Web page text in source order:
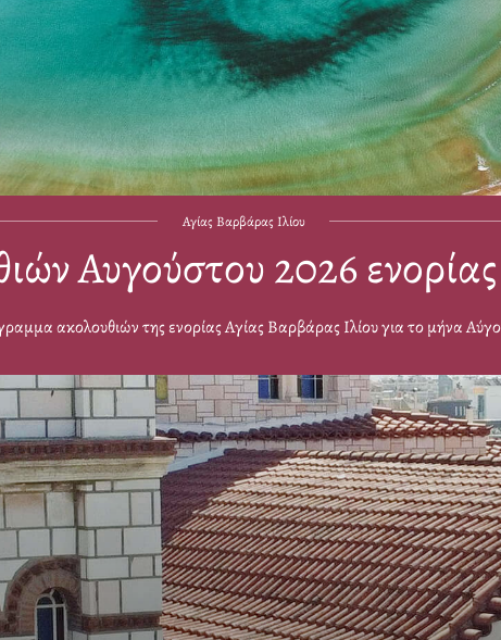
Αγίας Βαρβάρας Ιλίου
Αυγούστου 2026
ακολουθιών της ενορίας Αγίας Βαρβάρας Ιλίου για το μήνα